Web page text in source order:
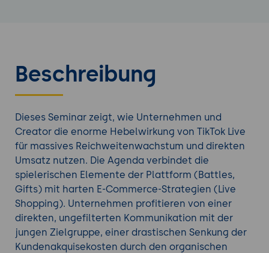
Beschreibung
Dieses Seminar zeigt, wie Unternehmen und
Creator die enorme Hebelwirkung von TikTok Live
für massives Reichweitenwachstum und direkten
Umsatz nutzen. Die Agenda verbindet die
spielerischen Elemente der Plattform (Battles,
Gifts) mit harten E-Commerce-Strategien (Live
Shopping). Unternehmen profitieren von einer
direkten, ungefilterten Kommunikation mit der
jungen Zielgruppe, einer drastischen Senkung der
Kundenakquisekosten durch den organischen